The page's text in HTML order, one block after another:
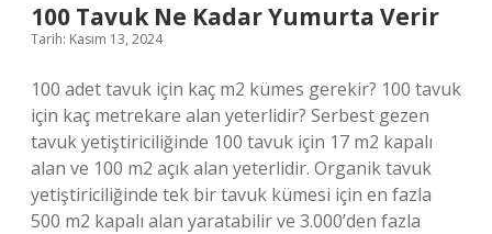
100 Tavuk Ne Kadar Yumurta Verir
Tarih: Kasım 13, 2024
100 adet tavuk için kaç m2 kümes gerekir? 100 tavuk
için kaç metrekare alan yeterlidir? Serbest gezen
tavuk yetiştiriciliğinde 100 tavuk için 17 m2 kapalı
alan ve 100 m2 açık alan yeterlidir. Organik tavuk
yetiştiriciliğinde tek bir tavuk kümesi için en fazla
500 m2 kapalı alan yaratabilir ve 3.000’den fazla